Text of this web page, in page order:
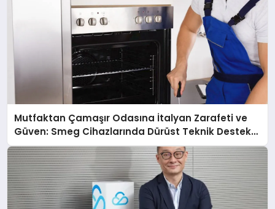
Mutfaktan Çamaşır Odasına İtalyan Zarafeti ve
Güven: Smeg Cihazlarında Dürüst Teknik Destek
Deneyimi